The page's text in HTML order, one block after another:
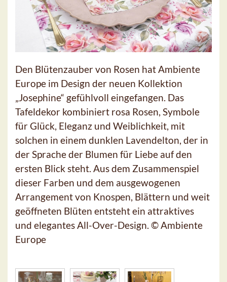
Den Blütenzauber von Rosen hat Ambiente
Europe im Design der neuen Kollektion
„Josephine“ gefühlvoll eingefangen. Das
Tafeldekor kombiniert rosa Rosen, Symbole
für Glück, Eleganz und Weiblichkeit, mit
solchen in einem dunklen Lavendelton, der in
der Sprache der Blumen für Liebe auf den
ersten Blick steht. Aus dem Zusammenspiel
dieser Farben und dem ausgewogenen
Arrangement von Knospen, Blättern und weit
geöffneten Blüten entsteht ein attraktives
und elegantes All-Over-Design. © Ambiente
Europe